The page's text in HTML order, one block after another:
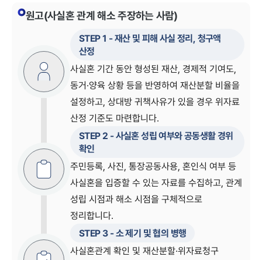
원고(사실혼 관계 해소 주장하는 사람)
STEP1 -재산 및 피해 사실 정리, 청구액
산정
사실혼 기간 동안 형성된 재산, 경제적 기여도,
동거·양육 상황 등을 반영하여 재산분할 비율을
설정하고, 상대방 귀책사유가 있을 경우 위자료
산정 기준도 마련합니다.
STEP2 -사실혼 성립 여부와 공동생활 경위
확인
주민등록, 사진, 통장공동사용, 혼인식 여부 등
사실혼을 입증할 수 있는 자료를 수집하고, 관계
성립 시점과 해소 시점을 구체적으로
정리합니다.
STEP3-소 제기 및 협의 병행
사실혼관계 확인 및 재산분할·위자료청구